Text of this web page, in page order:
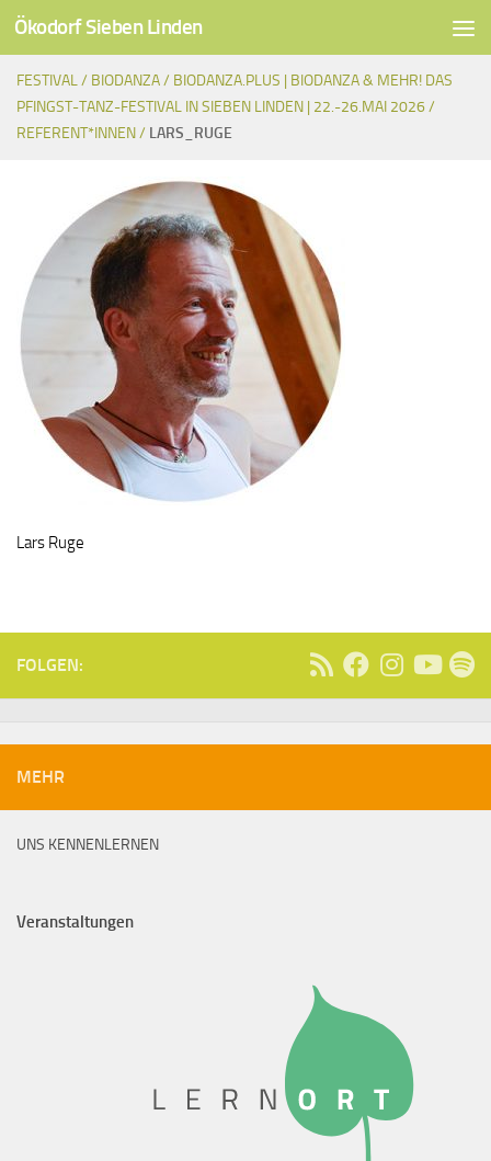
Unter dem Inhalt
Ökodorf Sieben Linden
FESTIVAL / BIODANZA / BIODANZA.PLUS | BIODANZA & MEHR! DAS
PFINGST-TANZ-FESTIVAL IN SIEBEN LINDEN | 22.-26.MAI 2026 /
REFERENT*INNEN / LARS_RUGE
Lars Ruge
FOLGEN:
MEHR
UNS KENNENLERNEN
Veranstaltungen